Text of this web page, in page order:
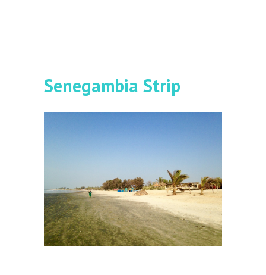
Senegambia Strip